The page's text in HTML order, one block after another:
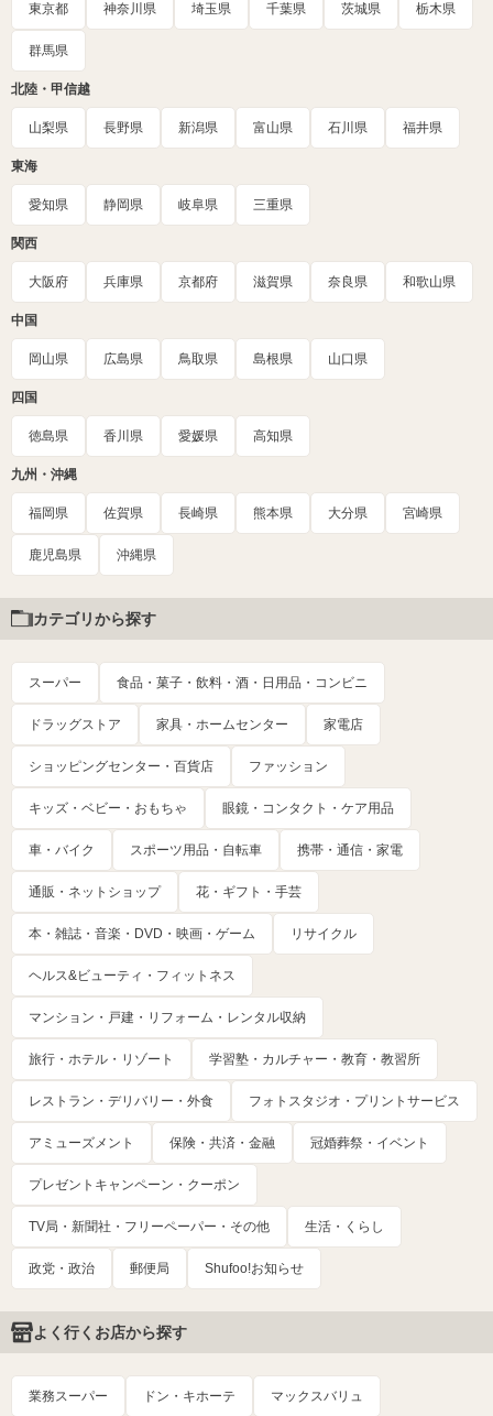
東京都 神奈川県 埼玉県 千葉県 茨城県 栃木県
群馬県
北陸・甲信越
山梨県 長野県 新潟県 富山県 石川県 福井県
東海
愛知県 静岡県 岐阜県 三重県
関西
大阪府 兵庫県 京都府 滋賀県 奈良県 和歌山県
中国
岡山県 広島県 鳥取県 島根県 山口県
四国
徳島県 香川県 愛媛県 高知県
九州・沖縄
福岡県 佐賀県 長崎県 熊本県 大分県 宮崎県
鹿児島県 沖縄県
カテゴリから探す
スーパー 食品・菓子・飲料・酒・日用品・コンビニ
ドラッグストア 家具・ホームセンター 家電店
ショッピングセンター・百貨店 ファッション
キッズ・ベビー・おもちゃ 眼鏡・コンタクト・ケア用品
車・バイク スポーツ用品・自転車 携帯・通信・家電
通販・ネットショップ 花・ギフト・手芸
本・雑誌・音楽・DVD・映画・ゲーム リサイクル
ヘルス&ビューティ・フィットネス
マンション・戸建・リフォーム・レンタル収納
旅行・ホテル・リゾート 学習塾・カルチャー・教育・教習所
レストラン・デリバリー・外食 フォトスタジオ・プリントサービス
アミューズメント 保険・共済・金融 冠婚葬祭・イベント
プレゼントキャンペーン・クーポン
TV局・新聞社・フリーペーパー・その他 生活・くらし
政党・政治 郵便局 Shufoo!お知らせ
よく行くお店から探す
業務スーパー ドン・キホーテ マックスバリュ